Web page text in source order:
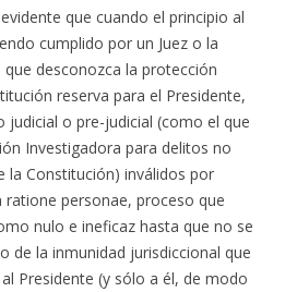
que cuando el principio al
cumplido por un Juez o la
desconozca la protección
reserva para el Presidente,
judicial o pre-judicial (como el que
Investigadora para delitos no
la Constitución) inválidos por
personae, proceso que
nulo e ineficaz hasta que no se
de la inmunidad jurisdiccional que
Presidente (y sólo a él, de modo